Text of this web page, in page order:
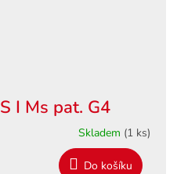
I Ms pat. G4
Skladem (1 ks)
Do košíku